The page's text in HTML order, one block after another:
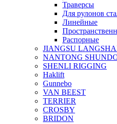
Траверсы
Для рулонов
Линейные
Распорные
JIANGSU
NANTONG
SHENLI RIGGING
Haklift
Gunnebo
VAN BEEST
TERRIER
CROSBY
BRIDON